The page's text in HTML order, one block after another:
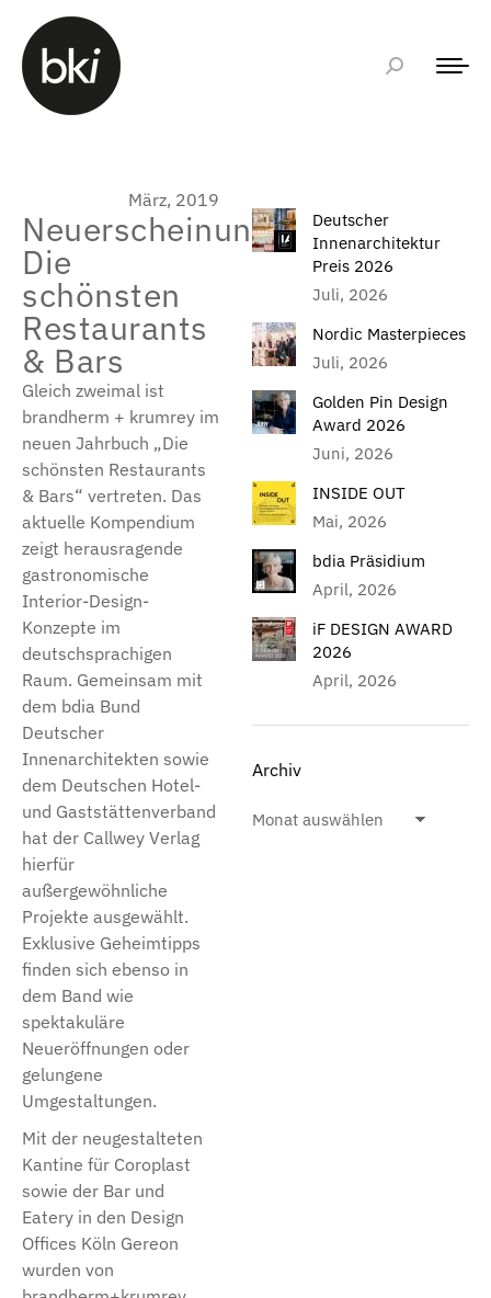
März, 2019
Neuerscheinung:
Die
schönsten
Restaurants
& Bars
Gleich zweimal ist
brandherm + krumrey im
neuen Jahrbuch „Die
schönsten Restaurants
& Bars“ vertreten. Das
aktuelle Kompendium
zeigt herausragende
gastronomische
Interior-Design-
Konzepte im
deutschsprachigen
Raum. Gemeinsam mit
dem bdia Bund
Deutscher
Innenarchitekten sowie
dem Deutschen Hotel-
und Gaststättenverband
hat der Callwey Verlag
hierfür
außergewöhnliche
Projekte ausgewählt.
Exklusive Geheimtipps
finden sich ebenso in
dem Band wie
spektakuläre
Neueröffnungen oder
gelungene
Umgestaltungen.
Mit der neugestalteten
Kantine für Coroplast
sowie der Bar und
Eatery in den Design
Offices Köln Gereon
wurden von
Deutscher
Innenarchitektur
Preis 2026
Juli, 2026
Nordic Masterpieces
Juli, 2026
Golden Pin Design
Award 2026
Juni, 2026
INSIDE OUT
Mai, 2026
bdia Präsidium
April, 2026
iF DESIGN AWARD
2026
April, 2026
Archiv